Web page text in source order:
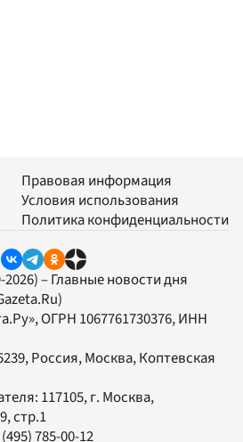
Правовая информация
Условия использования
Политика конфиденциальности
– Главные новости дня
, ОГРН 1067761730376, ИНН
Россия, Москва, Коптевская
117105, г. Москва,
стр.1
785-00-12